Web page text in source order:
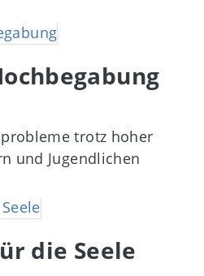
trotz hoher
und Jugendlichen
die Seele